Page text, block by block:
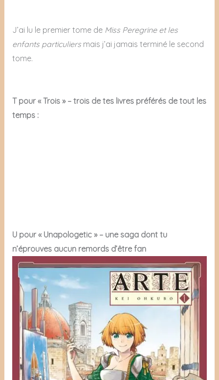
J’ai lu le premier tome de Miss Peregrine et les
enfants particuliers mais j’ai jamais terminé le second
tome.
T pour « Trois » – trois de tes livres préférés de tout les
temps :
U pour « Unapologetic » – une saga dont tu
n’éprouves aucun remords d’être fan